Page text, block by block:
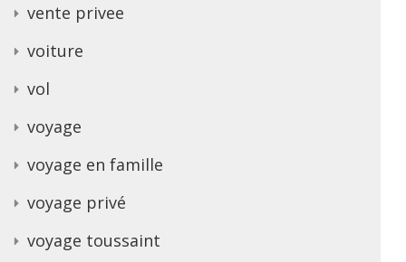
vente privee
voiture
vol
voyage
voyage en famille
voyage privé
voyage toussaint